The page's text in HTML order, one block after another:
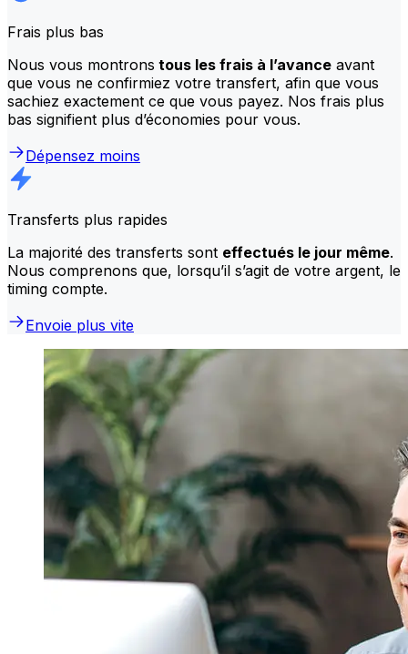
Frais plus bas
Nous vous montrons tous les frais à l’avance avant
que vous ne confirmiez votre transfert, afin que vous
sachiez exactement ce que vous payez. Nos frais plus
bas signifient plus d’économies pour vous.
Dépensez moins
Transferts plus rapides
La majorité des transferts sont effectués le jour même.
Nous comprenons que, lorsqu’il s’agit de votre argent, le
timing compte.
Envoie plus vite